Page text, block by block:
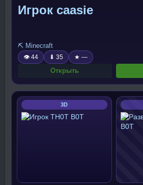
Игрок caasie
⛏️ Minecraft
👁 44 ⬇ 35 ★ —
Открыть
3D